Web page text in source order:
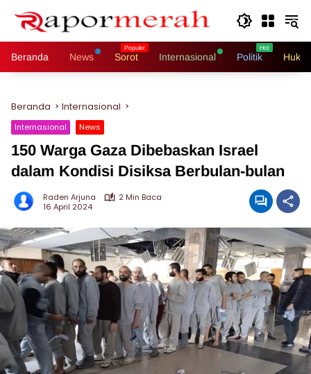
Beranda News Sorot Internasional Politik
Beranda Internasional
Internasional News
150 Warga Gaza Dibebaskan Israel
dalam Kondisi Disiksa Berbulan-bulan
Raden Arjuna
2 Min Baca
16 April 2024